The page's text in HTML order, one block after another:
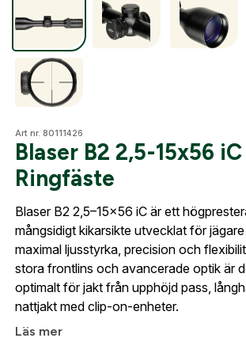
Optik
Mer
Mitt konto
Kontakta oss
Art nr. 80111426
Blaser B2 2,5-15x56 iC
Ringfäste
Blaser B2 2,5–15x56 iC är ett
mångsidigt kikarsikte utvecklat för
maximal ljusstyrka, precision och
stora frontlins och avancerade optik är
optimalt för jakt från upphöjd pass,
nattjakt med clip-on-enheter.
Läs mer